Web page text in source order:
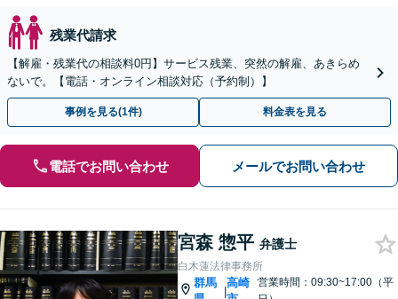
残業代請求
【解雇・残業代の相談料0円】サービス残業、突然の解雇、あきらめ
ないで。【電話・オンライン相談対応（予約制）】
事例を見る(1件) 料金表を見る
電話でお問い合わせ メールでお問い合わせ
宮森 惣平 弁護士
白木蓮法律事務所
群馬
|
高崎
営業時間：09:30~17:00（平